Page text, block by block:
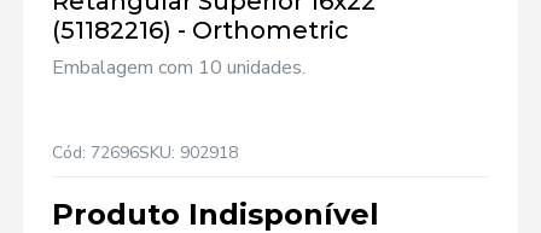
(51182216) - Orthometric
Embalagem com 10 unidades.
Cód: 72696SKU: 902918
Produto Indisponível